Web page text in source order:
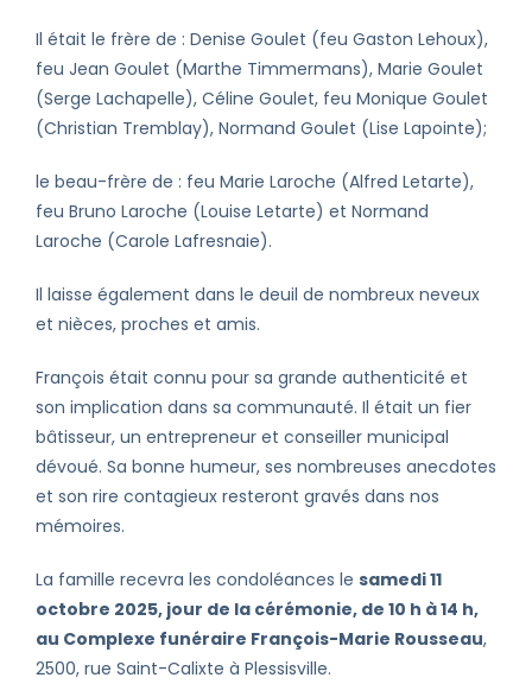
Il était le frère de : Denise Goulet (feu Gaston Lehoux),
feu Jean Goulet (Marthe Timmermans), Marie Goulet
(Serge Lachapelle), Céline Goulet, feu Monique Goulet
(Christian Tremblay), Normand Goulet (Lise Lapointe);
le beau-frère de : feu Marie Laroche (Alfred Letarte),
feu Bruno Laroche (Louise Letarte) et Normand
Laroche (Carole Lafresnaie).
Il laisse également dans le deuil de nombreux neveux
et nièces, proches et amis.
François était connu pour sa grande authenticité et
son implication dans sa communauté. Il était un fier
bâtisseur, un entrepreneur et conseiller municipal
dévoué. Sa bonne humeur, ses nombreuses anecdotes
et son rire contagieux resteront gravés dans nos
mémoires.
La famille recevra les condoléances le samedi 11
octobre 2025, jour de la cérémonie, de 10 h à 14 h,
au Complexe funéraire François-Marie Rousseau,
2500, rue Saint-Calixte à Plessisville.